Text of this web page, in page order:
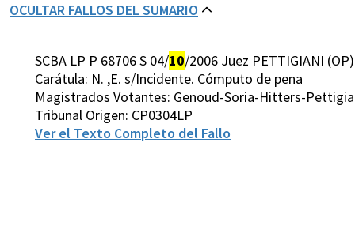
OCULTAR FALLOS DEL SUMARIO
SCBA LP P 68706 S 04/10/2006 Juez PETTIGIANI (OP)
Carátula: N. ,E. s/Incidente. Cómputo de pena
Magistrados Votantes: Genoud-Soria-Hitters-
Tribunal Origen: CP0304LP
Ver el Texto Completo del Fallo